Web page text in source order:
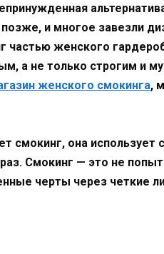
и многое завезли
женского
а не только строгим и
женского смокинга,
она использует
Смокинг — это не
черты через четкие